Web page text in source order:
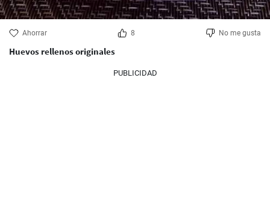
Ahorrar 8 No me gusta
Huevos rellenos originales
PUBLICIDAD